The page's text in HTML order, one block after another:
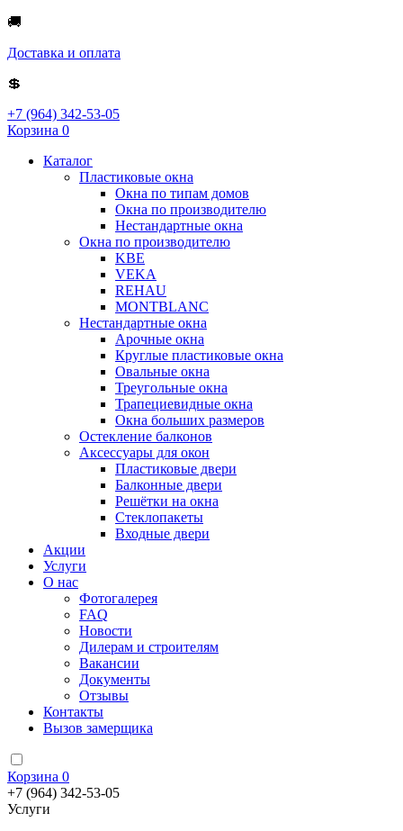
🚚
Доставка и оплата
💲
+7 (964) 342-53-05
Корзина 0
Каталог
Пластиковые окна
Окна по типам домов
Окна по производителю
Нестандартные окна
Окна по производителю
KBE
VEKA
REHAU
MONTBLANC
Нестандартные окна
Арочные окна
Круглые пластиковые окна
Овальные окна
Треугольные окна
Трапециевидные окна
Окна больших размеров
Остекление балконов
Аксессуары для окон
Пластиковые двери
Балконные двери
Решётки на окна
Стеклопакеты
Входные двери
Акции
Услуги
О нас
Фотогалерея
FAQ
Новости
Дилерам и строителям
Вакансии
Документы
Отзывы
Контакты
Вызов замерщика
Корзина 0
+7 (964) 342-53-05
Услуги